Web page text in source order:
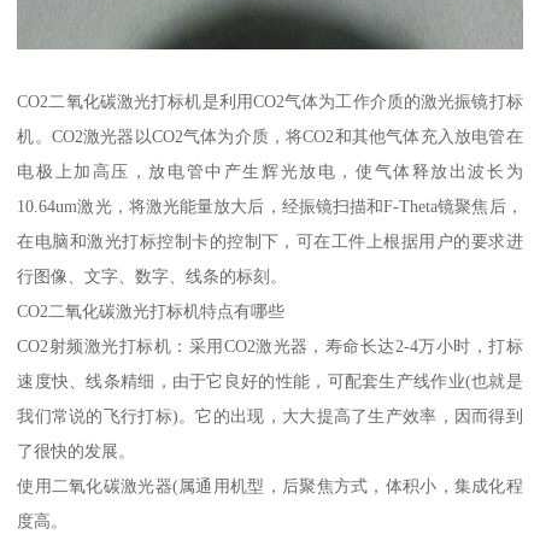
CO2二氧化碳激光打标机是利用CO2气体为工作介质的激光振镜打标
机。CO2激光器以CO2气体为介质，将CO2和其他气体充入放电管在
电极上加高压，放电管中产生辉光放电，使气体释放出波长为
10.64um激光，将激光能量放大后，经振镜扫描和F-Theta镜聚焦后，
在电脑和激光打标控制卡的控制下，可在工件上根据用户的要求进
行图像、文字、数字、线条的标刻。
CO2二氧化碳激光打标机特点有哪些
CO2射频激光打标机：采用CO2激光器，寿命长达2-4万小时，打标
速度快、线条精细，由于它良好的性能，可配套生产线作业(也就是
我们常说的飞行打标)。它的出现，大大提高了生产效率，因而得到
了很快的发展。
使用二氧化碳激光器(属通用机型，后聚焦方式，体积小，集成化程
度高。